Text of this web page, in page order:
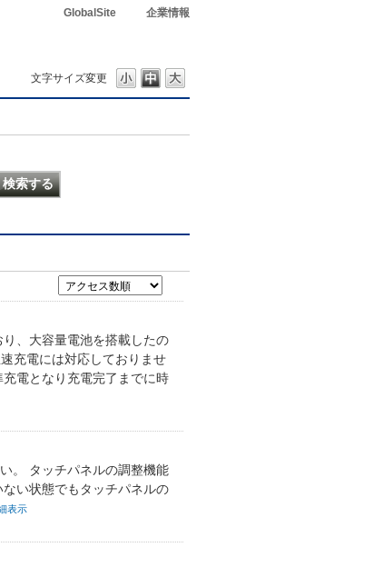
GlobalSite 企業情報
文字サイズ変更
、大容量電池を搭載したの
充電には対応しておりませ
電となり充電完了までに時
。 タッチパネルの調整機能
い状態でもタッチパネルの
表示